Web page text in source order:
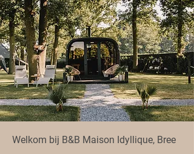
Welkom bij B&B Maison Idyllique, Bree